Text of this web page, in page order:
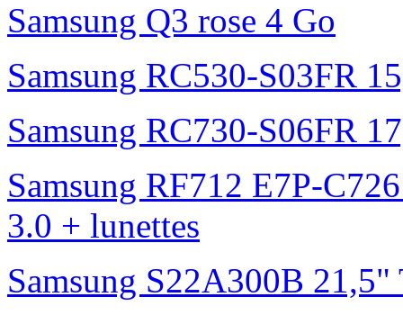
Samsung Q3 rose 4 Go
Samsung RC530-S03FR
Samsung RC730-S06FR
Samsung RF712 E7P-
3.0 + lunettes
Samsung S22A300B 21,5"